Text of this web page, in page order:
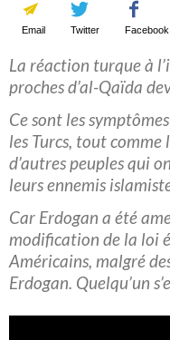
Email Twitter Facebook
La réaction turque à
proches d’al-Qaïda
Ce sont les
les Turcs, tout
d’autres peuples qui
leurs ennemis
Car Erdogan a été
modification de la loi
Américains, malgré
Erdogan. Quelqu’un